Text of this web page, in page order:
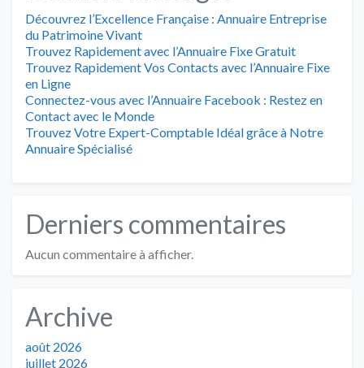
Découvrez l’Excellence Française : Annuaire Entreprise
du Patrimoine Vivant
Trouvez Rapidement avec l’Annuaire Fixe Gratuit
Trouvez Rapidement Vos Contacts avec l’Annuaire Fixe
en Ligne
Connectez-vous avec l’Annuaire Facebook : Restez en
Contact avec le Monde
Trouvez Votre Expert-Comptable Idéal grâce à Notre
Annuaire Spécialisé
Derniers commentaires
Aucun commentaire à afficher.
Archive
août 2026
juillet 2026